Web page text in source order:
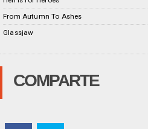
From Autumn To Ashes
Glassjaw
COMPARTE